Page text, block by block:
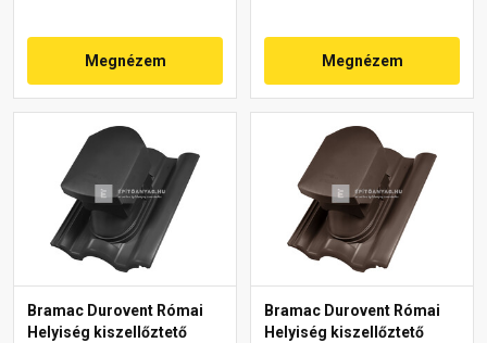
Megnézem Megnézem
Bramac Durovent Római
Helyiség kiszellőztető
Bramac Durovent Római
Helyiség kiszellőztető